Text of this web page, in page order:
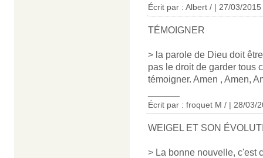
Écrit par : Albert / | 27/03/2015
TÉMOIGNER
> la parole de Dieu doit
pas le droit de garder tous
témoigner. Amen , Amen,
Écrit par : froquet M / | 28/03/
WEIGEL ET SON
> La bonne nouvelle, c'est